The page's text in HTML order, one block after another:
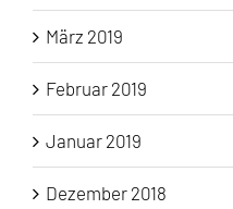
März 2019
Februar 2019
Januar 2019
Dezember 2018